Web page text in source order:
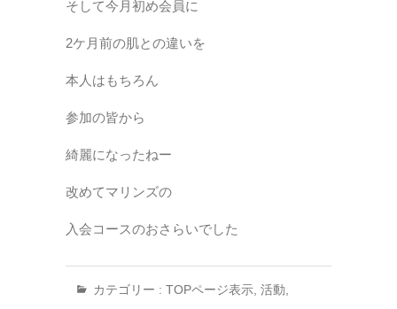
そして今月初め会員に
2ケ月前の肌との違いを
本人はもちろん
参加の皆から
綺麗になったねー
改めてマリンズの
入会コースのおさらいでした
カテゴリー : TOPページ表示 活動